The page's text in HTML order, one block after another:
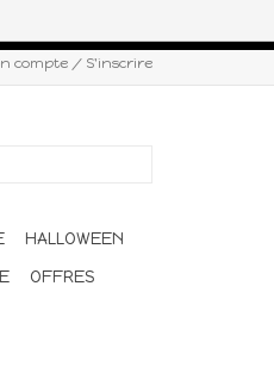
compte / S'inscrire
HALLOWEEN
OFFRES
et votre confiance.